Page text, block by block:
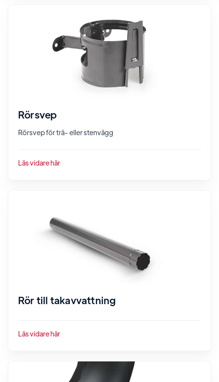
Rörsvep
Rörsvep för trä- eller stenvägg
Läs vidare här
Rör till takavvattning
Läs vidare här